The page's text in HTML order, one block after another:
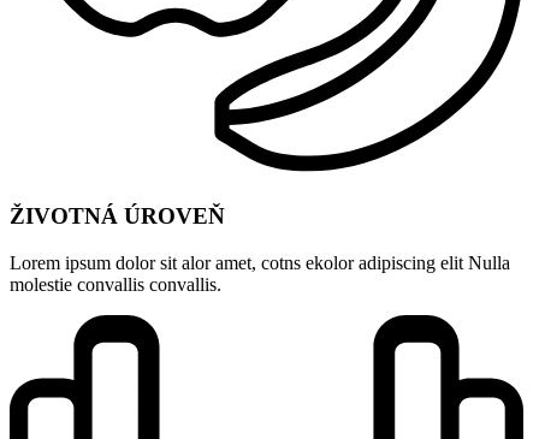
ŽIVOTNÁ ÚROVEŇ​
Lorem ipsum dolor sit alor amet, cotns ekolor adipiscing elit Nulla
molestie convallis convallis.